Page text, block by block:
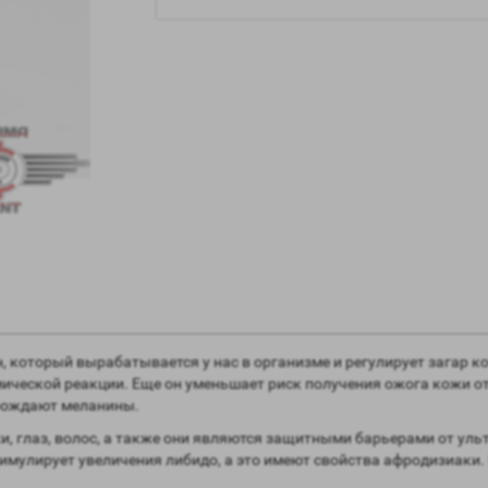
вырабатывается у нас в организме и регулирует загар
реакции. Еще он уменьшает риск получения ожога кожи
меланины.
глаз, волос, а также они являются защитными барьерами от
увеличения либидо, а это имеют свойства